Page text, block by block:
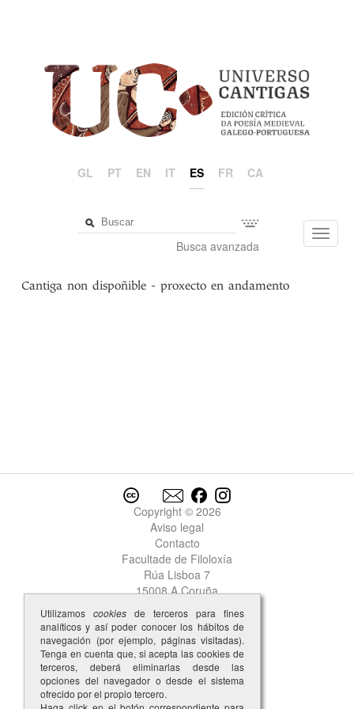
GL PT EN IT ES FR CA
Busca avanzada
Cantiga non dispoñible - proxecto en andamento
Copyright © 2026
Aviso legal
Contacto
Facultade de Filoloxía
Rúa Lisboa 7
15008 A Coruña
Utilizamos cookies de terceros para fines
analíticos y así poder conocer los hábitos de
navegación (por ejemplo, páginas visitadas).
Tenga en cuenta que, si acepta las cookies de
terceros, deberá eliminarlas desde las
opciones del navegador o desde el sistema
ofrecido por el propio tercero.